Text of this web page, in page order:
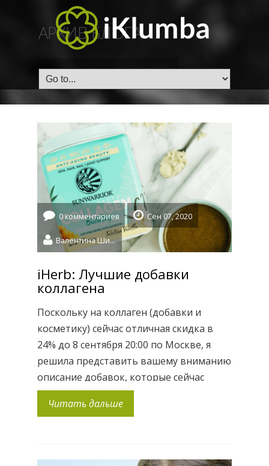
АРХИВ БЛОГА
ГЛАВНАЯ/Tag: Коллаген
0 комментариев Сен 07, 2020
Валентина Шидловская
iHerb: Лучшие добавки
коллагена
Поскольку на коллаген (добавки и
косметику) сейчас отличная скидка в
24% до 8 сентября 20:00 по Москве, я
решила представить вашему вниманию
описание добавок, которые сейчас
также очень выгодны для
приобретения. Наверняка вы не раз в
примерно так: технологи утверждают,
Читать дальше